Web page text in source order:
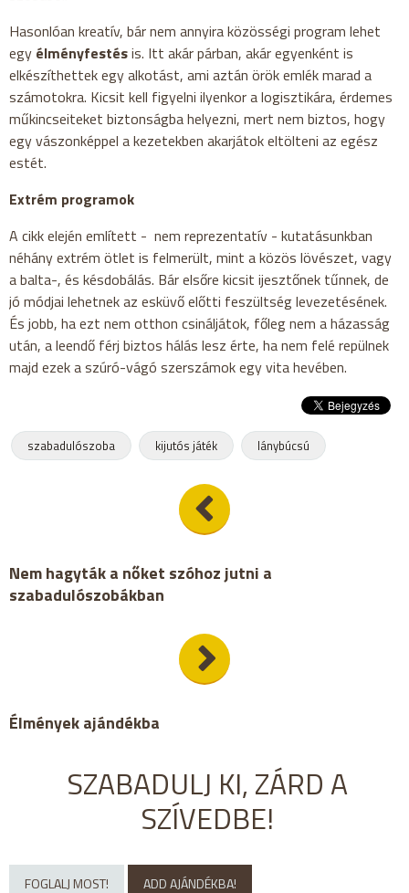
Hasonlóan kreatív, bár nem annyira közösségi program lehet
egy élményfestésis. Itt akár párban, akár egyenként is
elkészíthettek egy alkotást, ami aztán örök emlék marad a
számotokra. Kicsit kell figyelni ilyenkor a logisztikára, érdemes
műkincseiteket biztonságba helyezni, mert nem biztos, hogy
egy vászonképpel a kezetekben akarjátok eltölteni az egész
estét.
Extrém programok
A cikk elején említett - nem reprezentatív - kutatásunkban
néhány extrém ötlet is felmerült, mint a közös lövészet, vagy
a balta-, és késdobálás. Bár elsőre kicsit ijesztőnek tűnnek, de
jó módjai lehetnek az esküvő előtti feszültség levezetésének.
És jobb, ha ezt nem otthon csináljátok, főleg nem a házasság
után, a leendő férj biztos hálás lesz érte, ha nem felé repülnek
majd ezek a szúró-vágó szerszámok egy vita hevében.
szabadulószoba kijutós játék lánybúcsú
Nem hagyták a nőket szóhoz jutni a
szabadulószobákban
Élmények ajándékba
SZABADULJ KI, ZÁRD A
SZÍVEDBE!
FOGLALJ MOST! ADD AJÁNDÉKBA!